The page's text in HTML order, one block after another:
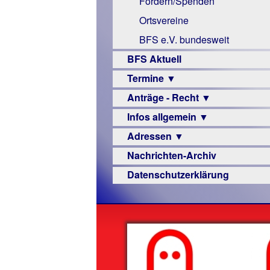
Links
Ortsvereine
BFS e.V. bundesweit
BFS Aktuell
Termine ▼
Veranstaltungsprogramme
Anträge - Recht ▼
Archiv
Urteile
Infos allgemein ▼
Sehbehinderung
Frühförderung
Schule
–
Beruf
Senioren
Hilfsmittel
Adressen ▼
Augenoptiker
Berufsbildungswerke
Hörbüchereien
Reha-
Nachrichten-Archiv
Datenschutzerklärung